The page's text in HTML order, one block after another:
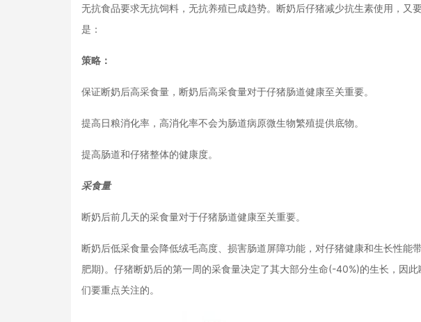
无抗食品要求无抗饲料，无抗养殖已成趋势。断奶后仔猪减少抗生素使用，又
是：
策略：
保证断奶后高采食量，断奶后高采食量对于仔猪肠道健康至关重要。
提高日粮消化率，高消化率不会为肠道病原微生物繁殖提供底物。
提高肠道和仔猪整体的健康度。
采食量
断奶后前几天的采食量对于仔猪肠道健康至关重要。
断奶后低采食量会降低绒毛高度、损害肠道屏障功能，对仔猪健康和生长性能
肥期)。仔猪断奶后的第一周的采食量决定了其大部分生命(-40%)的生长，因
们要重点关注的。